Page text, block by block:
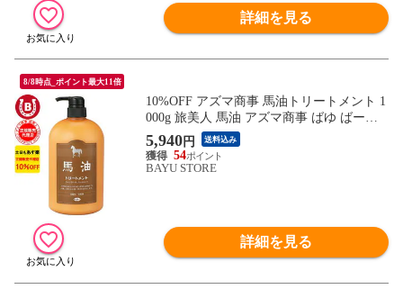
詳細を見る
8/8時点_ポイント最大11倍
10%OFF アズマ商事 馬油トリートメント 1
000g 旅美人 馬油 アズマ商事 ばゆ ばーゆ
トリートメント アズマ商事 旅美人馬油ト
リートメント 旅美人トリートメント バー
ユ バユ アズマ商事馬油 アズマ商事 フケ
5,940円 送料込み
54
BAYU STORE
詳細を見る